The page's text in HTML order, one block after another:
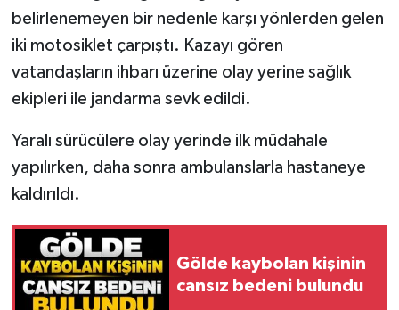
belirlenemeyen bir nedenle karşı yönlerden gelen
iki motosiklet çarpıştı. Kazayı gören
vatandaşların ihbarı üzerine olay yerine sağlık
ekipleri ile jandarma sevk edildi.
Yaralı sürücülere olay yerinde ilk müdahale
yapılırken, daha sonra ambulanslarla hastaneye
kaldırıldı.
Gölde kaybolan kişinin
cansız bedeni bulundu
Teknoloji
Ulusal